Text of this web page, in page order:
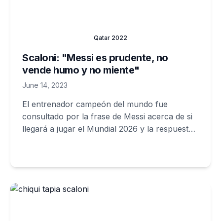
Qatar 2022
Scaloni: "Messi es prudente, no
vende humo y no miente"
June 14, 2023
El entrenador campeón del mundo fue
consultado por la frase de Messi acerca de si
llegará a jugar el Mundial 2026 y la respuesta